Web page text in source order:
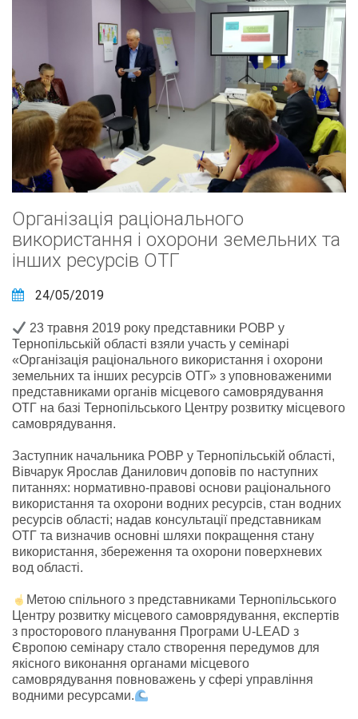
Організація раціонального
використання і охорони земельних та
інших ресурсів ОТГ
24/05/2019
23 травня 2019 року представники РОВР у
Тернопільській області взяли участь у семінарі
«Організація раціонального використання і охорони
земельних та інших ресурсів ОТГ» з уповноваженими
представниками органів місцевого самоврядування
ОТГ на базі Тернопільського Центру розвитку місцевого
самоврядування.
Заступник начальника РОВР у Тернопільській області,
Вівчарук Ярослав Данилович доповів по наступних
питаннях: нормативно-правові основи раціонального
використання та охорони водних ресурсів, стан водних
ресурсів області; надав консультації представникам
ОТГ та визначив основні шляхи покращення стану
використання, збереження та охорони поверхневих
вод області.
Метою спільного з представниками Тернопільського
Центру розвитку місцевого самоврядування, експертів
з просторового планування Програми U-LEAD з
Європою семінару стало створення передумов для
якісного виконання органами місцевого
самоврядування повноважень у сфері управління
водними ресурсами.